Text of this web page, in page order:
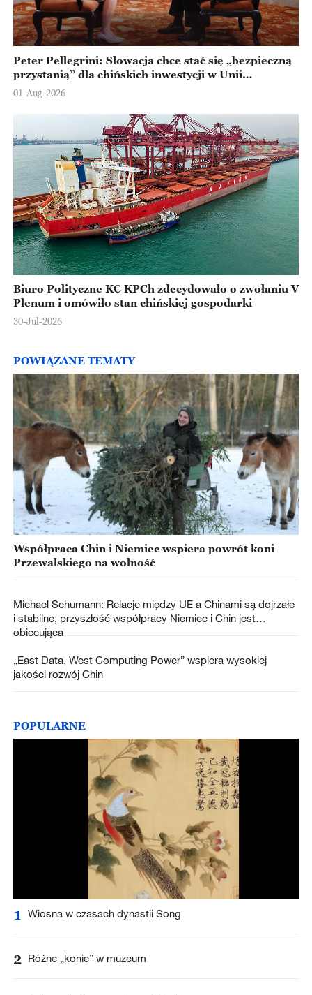
Peter Pellegrini: Słowacja chce stać się „bezpieczną
przystanią” dla chińskich inwestycji w Unii
Europejskiej
01-Aug-2026
Biuro Polityczne KC KPCh zdecydowało o zwołaniu V
Plenum i omówiło stan chińskiej gospodarki
30-Jul-2026
POWIĄZANE TEMATY
Współpraca Chin i Niemiec wspiera powrót koni
Przewalskiego na wolność
Michael Schumann: Relacje między UE a Chinami są dojrzałe
i stabilne, przyszłość współpracy Niemiec i Chin jest
obiecująca
„East Data, West Computing Power” wspiera wysokiej
jakości rozwój Chin
POPULARNE
1 Wiosna w czasach dynastii Song
2 Różne „konie” w muzeum